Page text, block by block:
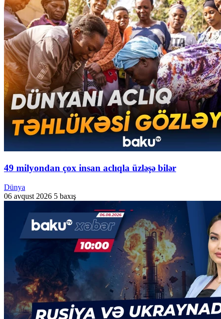
49 milyondan çox insan aclıqla üzləşə bilər
Dünya
06 avqust 2026 5 baxış